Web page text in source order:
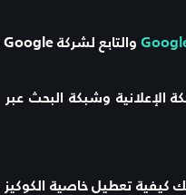
والتابع لشركة Google
الإعلانية وشبكة البحث
كيفية تعطيل خاصية